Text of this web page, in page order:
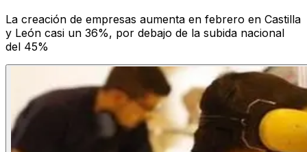
La creación de empresas aumenta en febrero en Castilla
y León casi un 36%, por debajo de la subida nacional
del 45%